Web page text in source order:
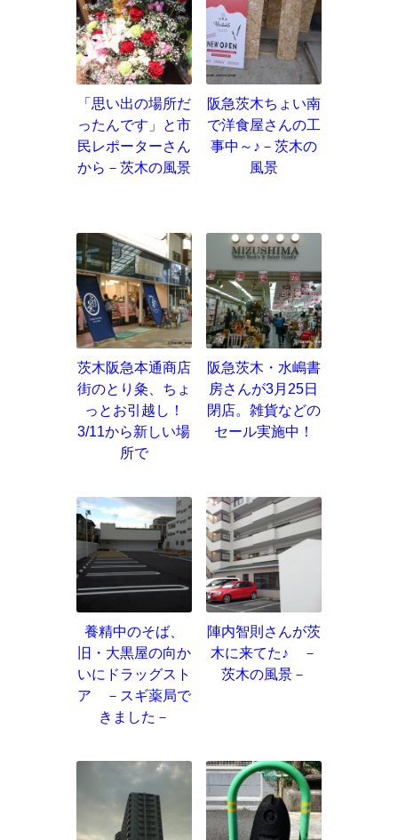
「思い出の場所だ
ったんです」と市
民レポーターさん
から－茨木の風景
阪急茨木ちょい南
で洋食屋さんの工
事中～♪－茨木の
風景
茨木阪急本通商店
街のとり粂、ちょ
っとお引越し！
3/11から新しい場
所で
阪急茨木・水嶋書
房さんが3月25日
閉店。雑貨などの
セール実施中！
養精中のそば、
旧・大黒屋の向か
いにドラッグスト
ア －スギ薬局で
きました－
陣内智則さんが茨
木に来てた♪ －
茨木の風景－